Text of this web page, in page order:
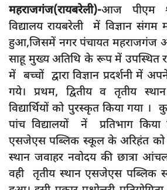
साक्षात्कार
सामाजिक
खेल
latest
प्रशासनिक
दुर्घटना
editors-pick
other
Login
महराजगंज(रायबरेली)-आज पीएम
विद्यालय रायबरेली में विज्ञान
हुआ,जिसमें नगर पंचायत महराजगंज
साहू मुख्य अतिथि के रूप में उपस्थित
में बच्चों द्वारा विज्ञान प्रदर्शनी में
गये। प्रथम, द्वितीय व तृतीय
विद्यार्थियों को पुरस्कृत किया गया ।
पांच विद्यालयों नें प्रतिभाग
एसजेएस पब्लिक स्कूल के अरिहंत को
स्थान जवाहर नवोदय की छात्रा
वही तृतीय स्थान एसजेएस पब्लिक